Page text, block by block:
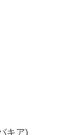
キア)